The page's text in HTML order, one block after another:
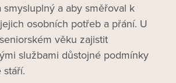
smysluplný a aby směřoval k
osobních potřeb a přání. U
věku zajistit
službami důstojné podmínky
stáří.